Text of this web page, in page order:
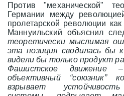
Против "механической"
Германии между
пролетарской революции
Маннуильский объяснил
теоретически мыслимая
эта позиция сводилась
видели бы только продукт
Фашистское движение
объективный “союзник”
взрывает